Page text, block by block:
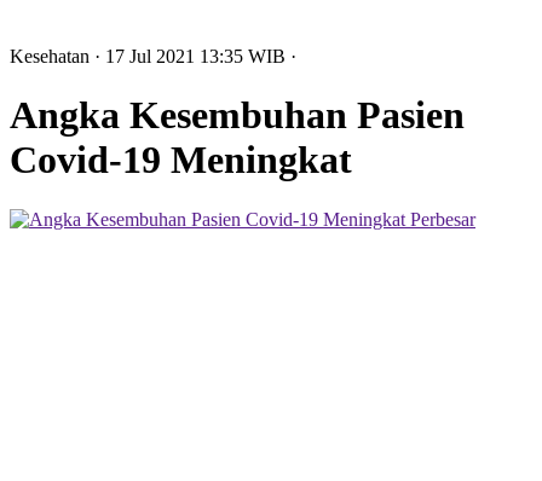
Kesehatan · 17 Jul 2021 13:35 WIB ·
Angka Kesembuhan Pasien
Covid-19 Meningkat
Perbesar